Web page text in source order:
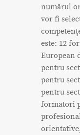
numărul
vor fi
este: 12
European
pentru
pentru
pentru
formatori